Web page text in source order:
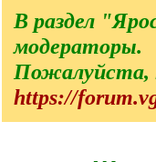
В раздел
модераторы.
Пожалуйста,
https://